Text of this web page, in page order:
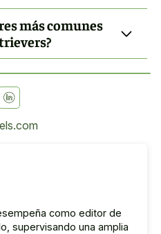
más comunes
como editor de
supervisando una amplia